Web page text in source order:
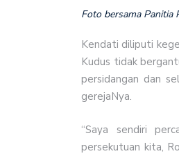
Foto bersama Panitia
Kendati diliputi
Kudus tidak
persidangan dan
gerejaNya.
“Saya sendiri
persekutuan kita,